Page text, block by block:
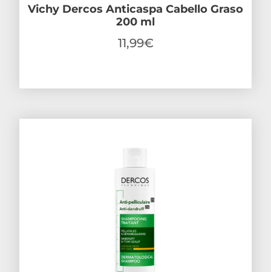
Vichy Dercos Anticaspa Cabello Graso
200 ml
11,99€